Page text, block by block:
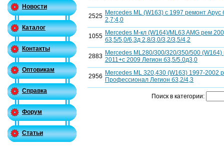
Новости
Каталог
Контакты
Оптовикам
Справка
Форум
Статьи
2525 Mercedes ML (W163) с 1997 ремонт Арус
2,7;4,0
1055 Mercedes M-кл (W164)/ML63 AMG рем
б3,5/5,0/6,3д 2,8/3,0/3,2/3,5/4,2
2883 Mercedes ML280/300/320/350/500
2011+c 2009 Легион б3,5/5.0д3,0
2956 Mercedes ML 320,430 (W163) 1997-2002
Профессионал Легион б3,2/4,3
Поиск в категории: